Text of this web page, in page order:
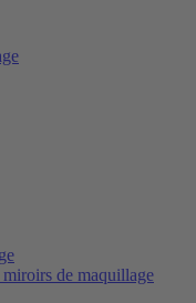
de maquillage